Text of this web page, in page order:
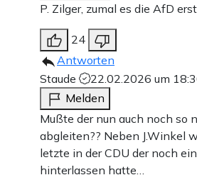
P. Zilger, zumal es die AfD
24
Antworten
Staude
22.02.2026 um
Melden
Mußte der nun auch noch so
abgleiten?? Neben J.Winkel
letzte in der CDU der noch
hinterlassen hatte…